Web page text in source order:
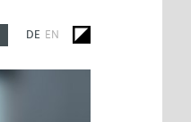
DE EN